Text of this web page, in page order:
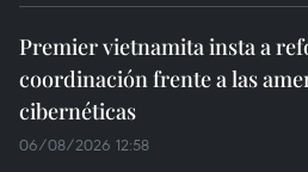
Premier vietnamita insta a
coordinación frente a las
cibernéticas
06/08/2026 12:58